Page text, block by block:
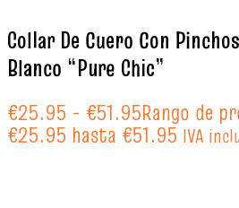
Collar De Cuero Con
Blanco “Pure Chic”
€25.95 - €51.95Rango de
€25.95 hasta €51.95 IVA